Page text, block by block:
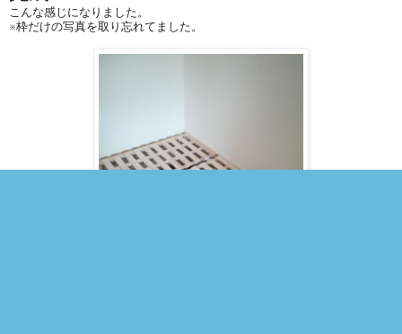
こんな感じになりました。
※枠だけの写真を取り忘れてました。